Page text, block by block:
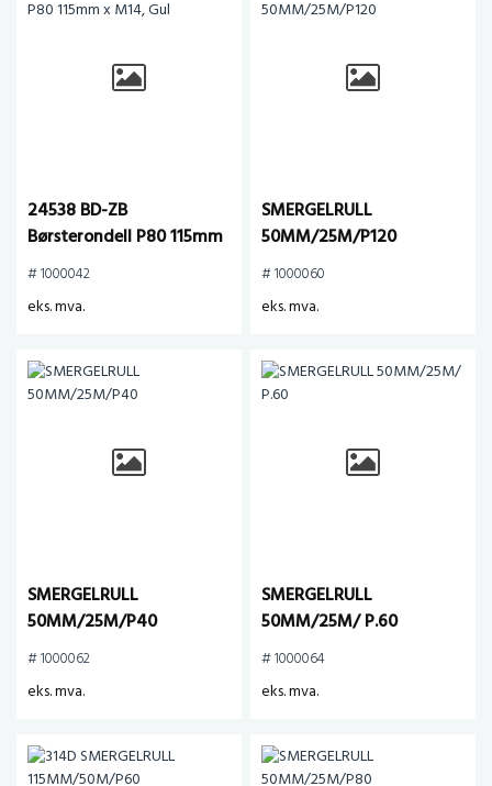
24538 BD-ZB
Børsterondell P80 115mm
x M14, Gul
# 1000042
eks. mva.
SMERGELRULL
50MM/25M/P120
# 1000060
eks. mva.
SMERGELRULL
50MM/25M/P40
# 1000062
eks. mva.
SMERGELRULL
50MM/25M/ P.60
# 1000064
eks. mva.